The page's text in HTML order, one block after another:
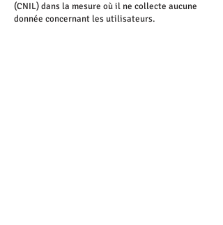
(CNIL) dans la mesure où il ne collecte aucune
donnée concernant les utilisateurs.